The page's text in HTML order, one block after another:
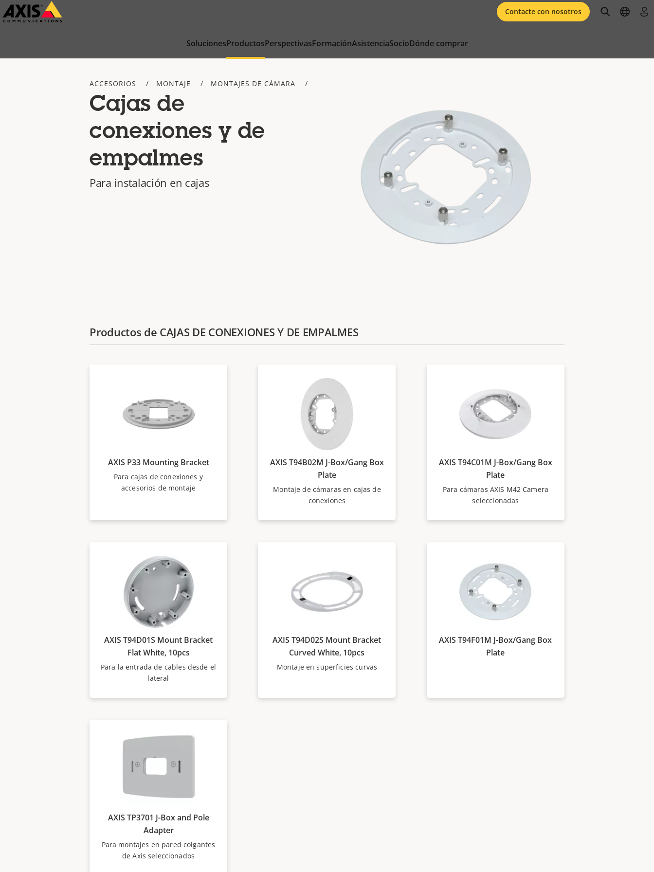
Saltar
al
SolucionesProductosPerspectivasFormaciónAsistenciaSocioDónde comprar
Contacte con nosotros openopen
ACCESORIOS MONTAJE MONTAJES DE CÁMARA
Cajas de
conexiones y de
empalmes
Para instalación en cajas
Productos de CAJAS DE CONEXIONES Y DE EMPALMES
AXIS P33 Mounting Bracket
Para cajas de conexiones y
accesorios de montaje
AXIS T94B02M J-Box/Gang Box
Plate
Montaje de cámaras en cajas de
conexiones
AXIS T94C01M J-Box/Gang Box
Plate
Para cámaras AXIS M42 Camera
seleccionadas
AXIS T94D01S Mount Bracket
Flat White, 10pcs
Para la entrada de cables desde el
lateral
AXIS T94D02S Mount Bracket
Curved White, 10pcs
Montaje en superficies curvas
AXIS T94F01M J-Box/Gang Box
Plate
AXIS TP3701 J-Box and Pole
Adapter
Para montajes en pared colgantes
de Axis seleccionados